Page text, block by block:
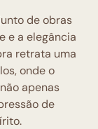
de obras
e a elegância
retrata uma
onde o
apenas
de